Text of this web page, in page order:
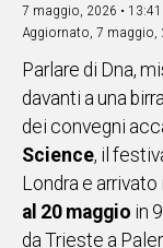
ALTRE
NOTIZIE
POLITICA
IN
ITALIA
NEL
MONDO
SPORT
7 maggio, 2026 • 13:41
Aggiornato, 7 maggio,
Parlare di Dna,
davanti a una
dei convegni
Science, il
Londra e
al 20 maggio in
da Trieste a